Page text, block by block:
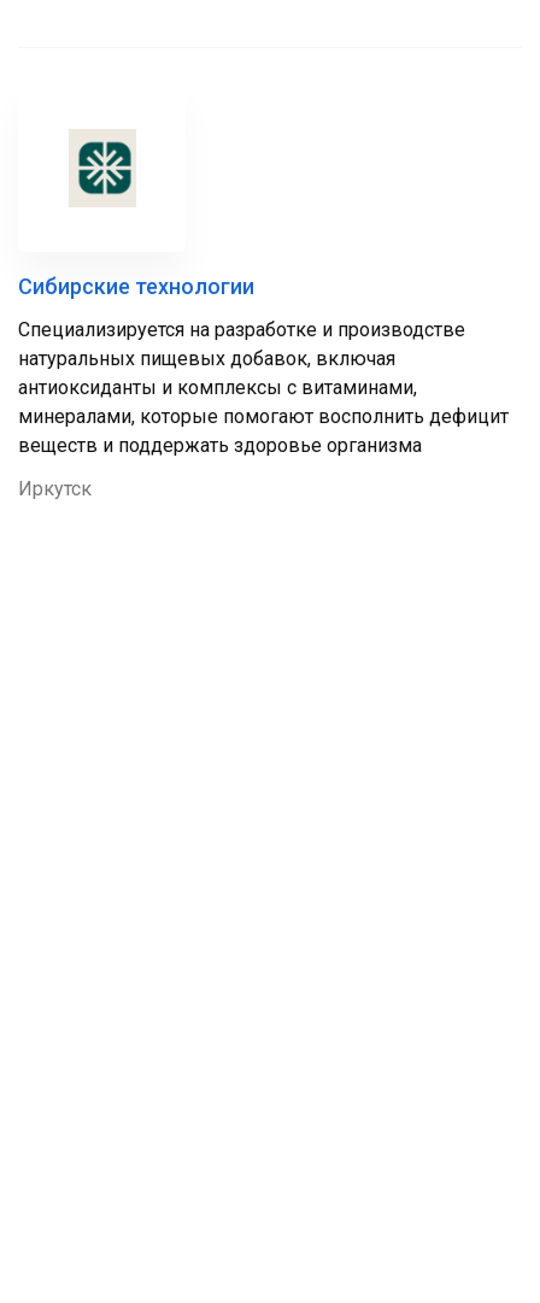
Сибирские технологии
Специализируется на разработке и производстве
натуральных пищевых добавок, включая
антиоксиданты и комплексы с витаминами,
минералами, которые помогают восполнить дефицит
веществ и поддержать здоровье организма
Иркутск